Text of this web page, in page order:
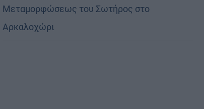
Μεταμορφώσεως του Σωτήρος στο
Αρκαλοχώρι